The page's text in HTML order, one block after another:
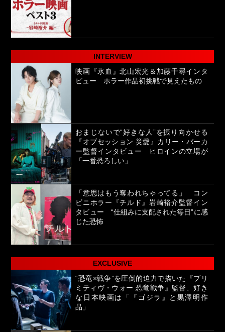
INTERVIEW
映画『氷血』北山宏光＆加藤千尋インタ
ビュー ホラー作品初挑戦で見えたもの
おまじないで“好きな人”を振り向かせる
『オブセッション 災愛』カリー・バーカ
ー監督インタビュー ヒロインの立場が
「一番恐ろしい」
「意思はもう奪われちゃってる」 コン
ビニホラー『チルド』岩崎裕介監督イン
タビュー “仕組みに支配された毎日”に感
じた恐怖
EXCLUSIVE
“恐竜×戦争”を圧倒的迫力で描いた『プリ
ミティヴ・ウォー 恐竜戦争』監督、好き
な日本映画は「『ゴジラ』と黒澤明作
品」